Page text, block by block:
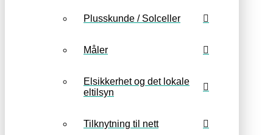
Plusskunde / Solceller
Måler
Elsikkerhet og det lokale
eltilsyn
Tilknytning til nett